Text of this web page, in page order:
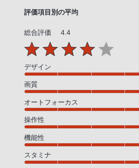
評価項目別の平均
総合評価 4.4
デザイン
画質
オートフォーカス
操作性
機能性
スタミナ